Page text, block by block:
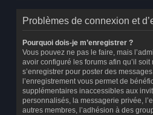
Problèmes de connexion et
Pourquoi dois-je m’enregistrer ?
Vous pouvez ne pas le faire, mais
avoir configuré les forums afin qu’il soit
s’enregistrer pour poster des
l’enregistrement vous permet de
supplémentaires inaccessibles aux
personnalisés, la messagerie privée,
autres membres, l’adhésion à des